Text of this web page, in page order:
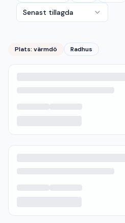
Senast tillagda
Plats: värmdö Radhus